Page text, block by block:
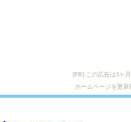
[PR] この広告は3ヶ
ホームページを更